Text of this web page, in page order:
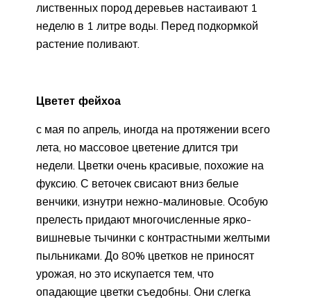
лиственных пород деревьев настаивают 1
неделю в 1 литре воды. Перед подкормкой
растение поливают.
Цветет фейхоа
с мая по апрель, иногда на протяжении всего
лета, но массовое цветение длится три
недели. Цветки очень красивые, похожие на
фуксию. С веточек свисают вниз белые
венчики, изнутри нежно-малиновые. Особую
прелесть придают многочисленные ярко-
вишневые тычинки с контрастными желтыми
пыльниками. До 80% цветков не приносят
урожая, но это искупается тем, что
опадающие цветки съедобны. Они слегка